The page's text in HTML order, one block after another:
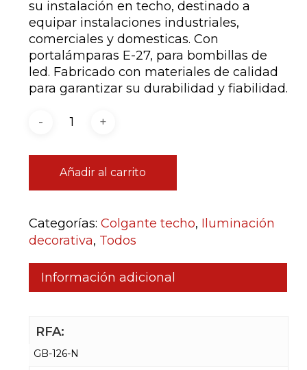
su instalación en techo, destinado a
equipar instalaciones industriales,
comerciales y domesticas. Con
portalámparas E-27, para bombillas de
led. Fabricado con materiales de calidad
para garantizar su durabilidad y fiabilidad.
Añadir al carrito
Categorías: Colgante techo, Iluminación
decorativa, Todos
Información adicional
RFA:
GB-126-N